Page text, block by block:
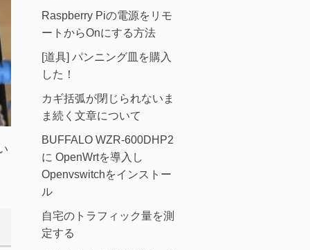
Raspberry Piの電源をリモ
ートからOnにする方法
[道具] パンニング皿を購入
した！
カギ括弧が閉じられないま
ま続く文章について
BUFFALO WZR-600DHP2
に OpenWrtを導入し
Openvswitchをインストー
ル
自宅のトラフィック量を測
定する